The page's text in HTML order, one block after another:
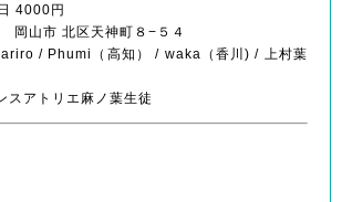
4000円
岡山市 北区天神町８−５４
/ Phumi（高知） / waka（香川) / 上村葉
スアトリエ麻ノ葉生徒